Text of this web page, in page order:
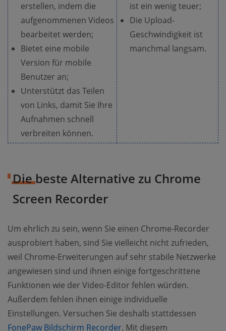
erstellen, indem die
aufgenommenen Videos
bearbeitet werden;
Bietet eine mobile
Version für mobile
Benutzer an;
Unterstützt das Teilen
von Links, damit Sie Ihre
Aufnahmen schnell
verbreiten können.
ist ein wenig teuer;
Die Upload-
Geschwindigkeit ist
manchmal langsam.
Die beste Alternative zu Chrome
Screen Recorder
Um ehrlich zu sein, wenn Sie einen Chrome-Recorder
ausprobiert haben, sind Sie vielleicht nicht zufrieden,
weil Chrome-Erweiterungen auf sehr stabile Netzwerke
angewiesen sind und ihnen einige fortgeschrittene
Funktionen wie der Video-Editor fehlen würden.
Außerdem fehlen ihnen einige individuelle
Einstellungen. Versuchen Sie deshalb stattdessen
FonePaw Bildschirm Recorder. Mit diesem